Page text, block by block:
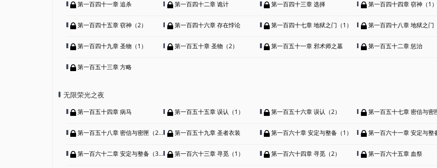
第一百四十一章 追杀 第一百四十二章 诡计 第一百四十三章 选择 第一百四十四章 窃神（1）
第一百四十五章 窃神（2） 第一百四十六章 存在悖论 第一百四十七章 地狱之门（1） 第一百四十八章 地狱之门
第一百四十九章 圣物（1） 第一百五十章 圣物（2） 第一百五十一章 邪术师之墓 第一百五十二章 惩治
第一百五十三章 方略
无限荣光之夜
第一百五十四章 病马 第一百五十五章 误认（1） 第一百五十六章 误认（2） 第一百五十七章 密信与密匣
第一百五十八章 密信与密匣（2） 第一百五十九章 圣者衣装 第一百六十章 安定与整备（1） 第一百六十一章 安定与整备
第一百六十二章 安定与整备（3） 第一百六十三章 寻觅（1） 第一百六十四章 寻觅（2） 第一百六十五章 血祭